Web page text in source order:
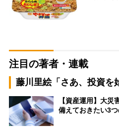
注目の著者・連載
藤川里絵「さあ、投資を
【資産運用】大災
備えておきたい3